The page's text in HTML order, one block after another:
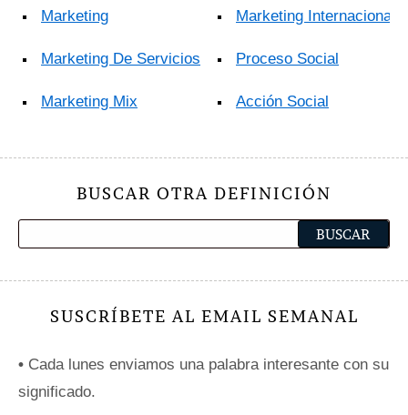
Marketing
Marketing De Servicios
Marketing Mix
Marketing Internacional
Proceso Social
Acción Social
BUSCAR OTRA DEFINICIÓN
SUSCRÍBETE AL EMAIL SEMANAL
• Cada lunes enviamos una palabra interesante con su
significado.